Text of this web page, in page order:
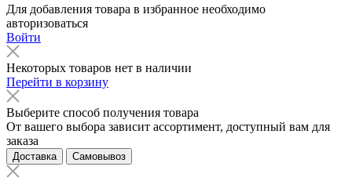
Для добавления товара в избранное необходимо
авторизоваться
Войти
Некоторых товаров нет в наличии
Перейти в корзину
Выберите способ получения товара
От вашего выбора зависит ассортимент, доступный вам для
заказа
Доставка Самовывоз